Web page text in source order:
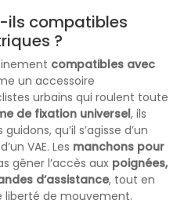
ils compatibles
?
compatibles avec
un accessoire
urbains qui roulent toute
de fixation universel, ils
qu’il s’agisse d’un
VAE. Les manchons pour
gêner l’accès aux poignées,
d’assistance, tout en
liberté de mouvement.